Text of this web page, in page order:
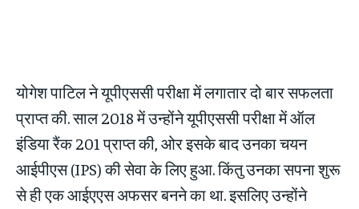
योगेश पाटिल ने यूपीएससी परीक्षा में लगातार दो बार सफलता
प्राप्त की. साल 2018 में उन्होंने यूपीएससी परीक्षा में ऑल
इंडिया रैंक 201 प्राप्त की, ओर इसके बाद उनका चयन
आईपीएस (IPS) की सेवा के लिए हुआ. किंतु उनका सपना शुरू
से ही एक आईएएस अफसर बनने का था. इसलिए उन्होंने